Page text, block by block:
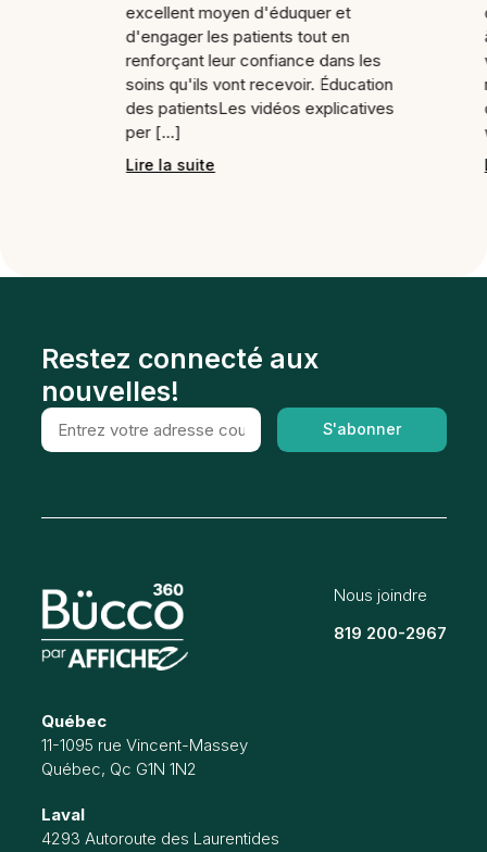
excellent moyen d'éduquer et
d'engager les patients tout en
renforçant leur confiance dans les
soins qu'ils vont recevoir. Éducation
des patientsLes vidéos explicatives
Lire la suite
que
à nos
réviser
de vos
Lire la
Restez connecté aux
nouvelles!
S'abonner
Nous joindre
819 200-2967
Québec
11-1095 rue Vincent-Massey
Québec, Qc G1N 1N2
Laval
4293 Autoroute des Laurentides